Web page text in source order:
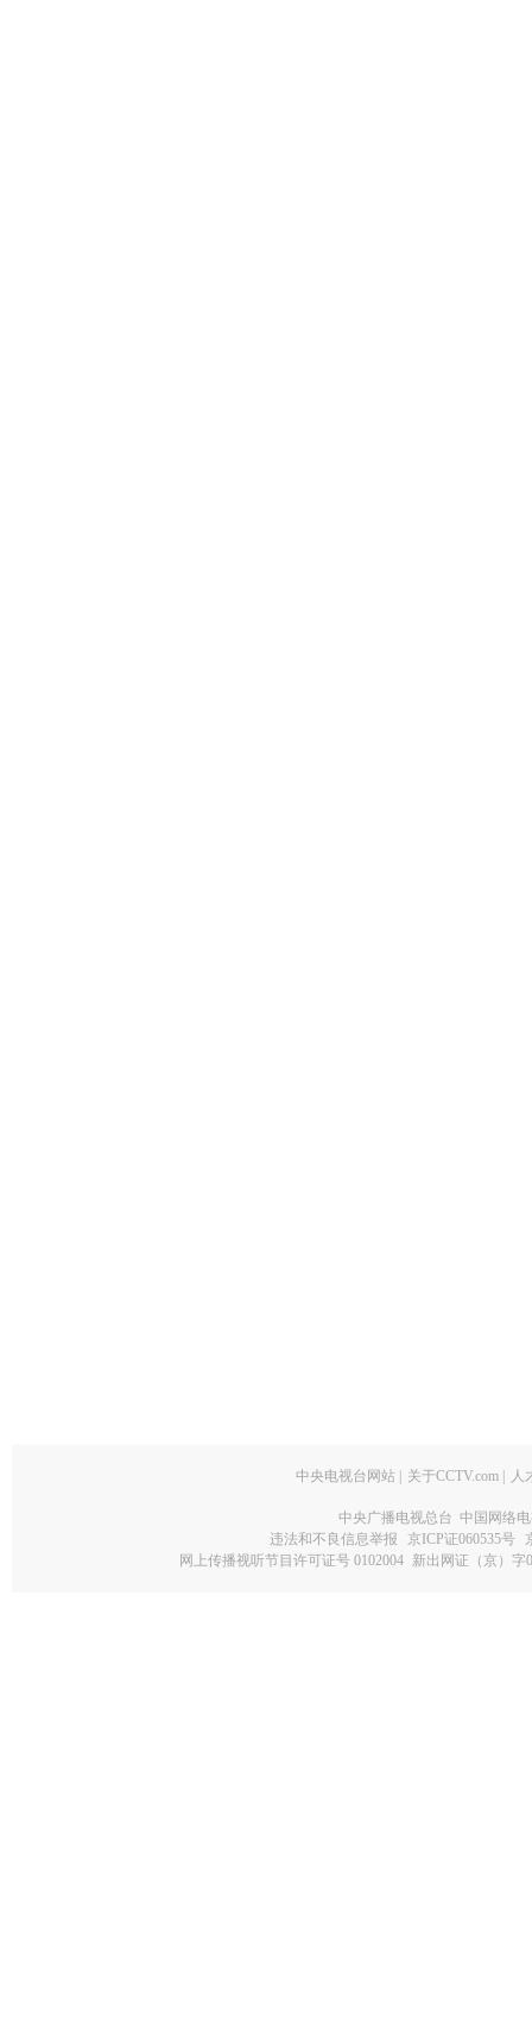
中央电视台网站 关于CCTV.com 人
中央广播电视总台 中国网络
违法和不良信息举报
京ICP证060535号
网上传播视听节目许可证号 0102004 新出网证（京）